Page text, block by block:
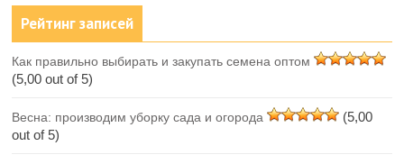
Рейтинг записей
Как правильно выбирать и закупать семена оптом
(5,00 out of 5)
Весна: производим уборку сада и огорода
(5,00
out of 5)